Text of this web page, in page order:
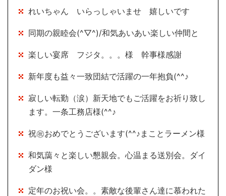
れいちゃん いらっしゃいませ 嬉しいです
同期の親睦会(^▽^)/和気あいあい楽しい仲間と
楽しい宴席 フジタ。。。様 幹事様感謝
新年度も益々一致団結で活躍の一年抱負(^^♪
寂しい転勤（涙）新天地でもご活躍をお祈り致し
ます。一条工務店様(^^♪
祝㊗おめでとうございます(^^♪まことラーメン様
和気藹々と楽しい懇親会。心温まる送別会。ダイ
ダン様
定年のお祝い会。。素敵な後輩さん達に慕われた